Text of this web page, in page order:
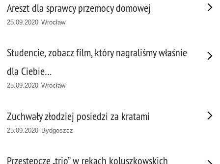
Areszt dla sprawcy przemocy domowej
25.09.2020 Wrocław
Studencie, zobacz film, który nagraliśmy właśnie
dla Ciebie…
25.09.2020 Wrocław
Zuchwały złodziej posiedzi za kratami
25.09.2020 Bydgoszcz
Przestępcze „trio” w rękach koluszkowskich